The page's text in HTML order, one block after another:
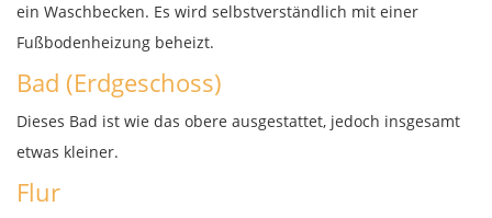
ein Waschbecken. Es wird selbstverständlich mit einer
Fußbodenheizung beheizt.
Bad (Erdgeschoss)
Dieses Bad ist wie das obere ausgestattet, jedoch insgesamt
etwas kleiner.
Flur